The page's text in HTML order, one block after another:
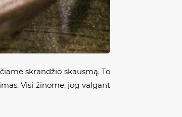
skrandžio skausmą. To
Visi žinome, jog valgant